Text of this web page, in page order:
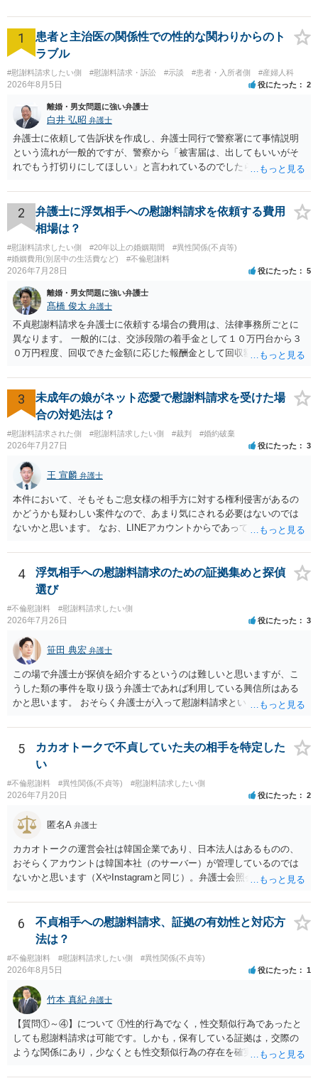
1
患者と主治医の関係性での性的な関わりからのト
ラブル
#慰謝料請求したい側 #慰謝料請求・訴訟 #示談 #患者・入所者側 #産婦人科
2026年8月5日 役にたった 2
離婚・男女問題に強い弁護士
白井 弘昭 弁護士
弁護士に依頼して告訴状を作成し、弁護士同行で警察署にて事情説明
という流れが一般的ですが、警察から「被害届は、出してもいいがそ
れでもう打切りにしてほしい」と言われているのでしたら、あまり結
検察庁に訴えるのもありかもしれないですが、実際に捜査をするの
は、結局所轄だと思われますので、やはり結論は変わらないかもしれ
ないです。 一度、最寄りの「刑事に強い」とうたっている弁護士に相
談してみてはいかがでしょうか。 以上、ご参考まで。
2
弁護士に浮気相手への慰謝料請求を依頼する費用
相場は？
#慰謝料請求したい側 #20年以上の婚姻期間
#異性関係(不貞等)
#婚姻費用(別居中の生活費など)
#不倫慰謝料
2026年7月28日 役にたった 5
離婚・男女問題に強い弁護士
髙橋 俊太 弁護士
不貞慰謝料請求を弁護士に依頼する場合の費用は、法律事務所ごとに
異なります。 一般的には、交渉段階の着手金として１０万円台から３
０万円程度、回収できた金額に応じた報酬金として回収額の１０％か
には、追加着手金や日当、実費が発生することもあります。 もっと
も、証拠が十分にあるか、相手方の住所・勤務先が分かるか、慰謝料
額、離婚の有無、交渉で終わるか訴訟まで見込むかによって、費用は
変わり得ます。依頼前に、交渉だけの場合、訴訟になった場合、回収
できなかった場合の費用を確認しておくとよいでしょう。 弁護士選び
では、不貞慰謝料案件の経験が相応にあるか、費用体系が明確か、見
通しを過度に楽観的に言い過ぎないか、質問に具体的に答えてくれる
か、連絡方法（メール、電話、弁護士直接か事務局員を介するかな
ど）や対応スピードが合うかを確認するとよいと思います。いずれに
しましても、弁護士への相談・依頼にあたっては、証拠資料、夫と相
手方の関係、相手方の氏名・住所等、夫婦関係への影響、離婚予定の
有無など事実関係をよく整理して相談されることをお勧めいたしま
す。
3
未成年の娘がネット恋愛で慰謝料請求を受けた場
合の対処法は？
#慰謝料請求された側 #慰謝料請求したい側 #裁判 #婚約破棄
2026年7月27日 役にたった 3
王 宣麟 弁護士
本件において、そもそもご息女様の相手方に対する権利侵害があるの
かどうかも疑わしい案件なので、あまり気にされる必要はないのでは
ないかと思います。 なお、LINEアカウントからであっても、そこに紐
るパターンはありえるものの、本件のような精神的損害が発生したと
明確にいえないような案件において開示がなされる可能性も低いので
はないかと推察します。
4
浮気相手への慰謝料請求のための証拠集めと探偵
選び
#不倫慰謝料 #慰謝料請求したい側
2026年7月26日 役にたった 3
笹田 典宏 弁護士
この場で弁護士が探偵を紹介するというのは難しいと思いますが、こ
うした類の事件を取り扱う弁護士であれば利用している興信所はある
かと思います。 おそらく弁護士が入って慰謝料請求という流れになる
めします。
5
カカオトークで不貞していた夫の相手を特定した
い
#不倫慰謝料 #異性関係(不貞等) #慰謝料請求したい側
2026年7月20日 役にたった 2
匿名A 弁護士
カカオトークの運営会社は韓国企業であり、日本法人はあるものの、
おそらくアカウントは韓国本社（のサーバー）が管理しているのでは
ないかと思います（XやInstagramと同じ）。弁護士会照会は日本法に
対する照会は基本的にできないと解されています（弁護士会によって
は例外的に認める扱いもありますが、かなり限定されているので一般
的ではないでしょう）。もし韓国本社がアカウント管理をしているな
ら、日本法人へ送っても「ウチでは管理していない」という回答にな
ります。 個人で直接他人のID情報の開示を求めても拒否されるでしょ
う。
6
不貞相手への慰謝料請求、証拠の有効性と対応方
法は？
#不倫慰謝料 #慰謝料請求したい側 #異性関係(不貞等)
2026年8月5日 役にたった 1
竹本 真紀 弁護士
【質問①～④】について ①性的行為でなく，性交類似行為であったと
しても慰謝料請求は可能です。しかも，保有している証拠は，交際の
ような関係にあり，少なくとも性交類似行為の存在を確実に証明でき
ことを窺わせるものです。）。ですから，慰謝料請求を進めることで